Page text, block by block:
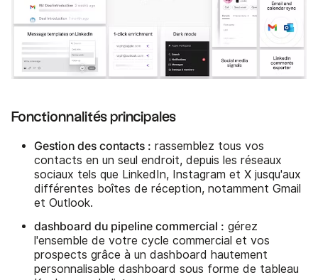
Fonctionnalités principales
Gestion des contacts : rassemblez tous vos
contacts en un seul endroit, depuis les réseaux
sociaux tels que LinkedIn, Instagram et X jusqu'aux
différentes boîtes de réception, notamment Gmail
et Outlook.
dashboard du pipeline commercial : gérez
l'ensemble de votre cycle commercial et vos
prospects grâce à un dashboard hautement
personnalisable dashboard sous forme de tableau